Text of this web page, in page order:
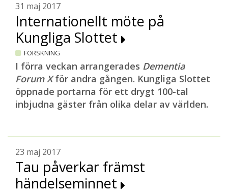
31 maj 2017
Internationellt möte på
Kungliga Slottet
FORSKNING
I förra veckan arrangerades Dementia
Forum Xför andra gången. Kungliga Slottet
öppnade portarna för ett drygt 100-tal
inbjudna gäster från olika delar av världen.
23 maj 2017
Tau påverkar främst
händelseminnet